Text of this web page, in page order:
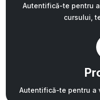
Autentifică-te pentru
cursului,
Autentifică-te pentru a